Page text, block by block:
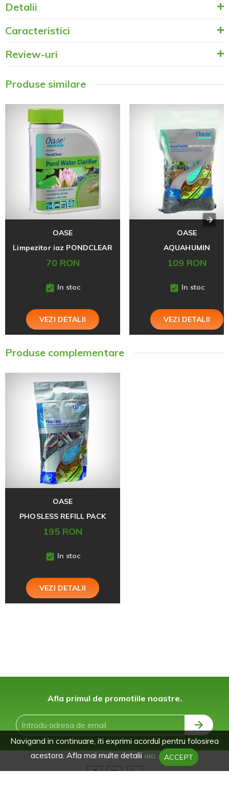
Detalii
Caracteristici
Review-uri
Produse similare
OASE
Limpezitor iaz PONDCLEAR
70 RON
In stoc
VEZI DETALII
OASE
AQUAHUMIN
109 RON
In stoc
VEZI DETALII
Produse complementare
OASE
PHOSLESS REFILL PACK
195 RON
In stoc
VEZI DETALII
Afla primul de promotiile noastre.
Navigand in continuare, iti exprimi acordul pentru folosirea
acestora. Afla mai multe detalii aici. ACCEPT